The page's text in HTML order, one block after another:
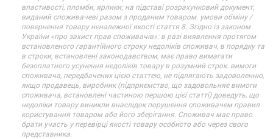
властивості, пломби, ярлики; на підставі розрахунковий документ,
виданий споживачеві разом з проданим товаром. умови обміну /
повернення товару неналежної якості стаття 8. Згідно із законом
України «про захист прав споживачів»: в разі виявлення протягом
встановленого гарантійного строку недоліків споживач, в порядку та
в строки, встановлені законодавством, має право вимагати
безоплатного усунення недоліків товару в розумний строк. вимоги
споживача, передбачених цією статтею, не підлягають задоволенню,
якщо продавець, виробник (підприємство, що задовольняє вимоги
споживача, встановлені частиною першою цієї статті) доведуть, що
недоліки товару виникли внаслідок порушення споживачем правил
користування товаром або його зберігання. Споживач має право
брати участь у перевірці якості товару особисто або через свого
представника.